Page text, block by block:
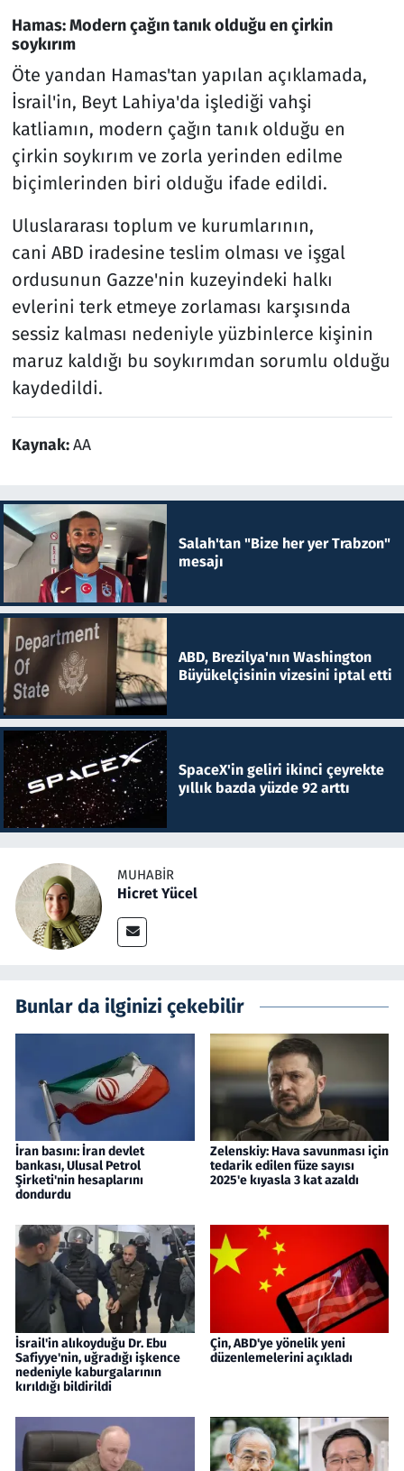
Hamas: Modern çağın tanık olduğu en çirkin
soykırım
Öte yandan Hamas'tan yapılan açıklamada,
İsrail'in, Beyt Lahiya'da işlediği vahşi
katliamın, modern çağın tanık olduğu en
çirkin soykırım ve zorla yerinden edilme
biçimlerinden biri olduğu ifade edildi.
Uluslararası toplum ve kurumlarının,
cani ABD iradesine teslim olması ve işgal
ordusunun Gazze'nin kuzeyindeki halkı
evlerini terk etmeye zorlaması karşısında
sessiz kalması nedeniyle yüzbinlerce kişinin
maruz kaldığı bu soykırımdan sorumlu olduğu
kaydedildi.
Kaynak:AA
Salah'tan "Bize her yer Trabzon"
mesajı
ABD, Brezilya'nın Washington
Büyükelçisinin vizesini iptal etti
SpaceX'in geliri ikinci çeyrekte
yıllık bazda yüzde 92 arttı
MUHABIR
Hicret Yücel
Bunlar da ilginizi çekebilir
İran basını: İran devlet
bankası, Ulusal Petrol
Şirketi'nin hesaplarını
dondurdu
Zelenskiy: Hava savunması için
tedarik edilen füze sayısı
2025'e kıyasla 3 kat azaldı
İsrail'in alıkoyduğu Dr. Ebu
Safiyye'nin, uğradığı işkence
nedeniyle kaburgalarının
kırıldığı bildirildi
Çin, ABD'ye yönelik yeni
düzenlemelerini açıkladı